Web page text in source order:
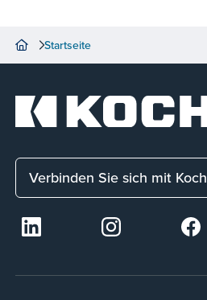
Startseite
Verbinden Sie sich mit Koch